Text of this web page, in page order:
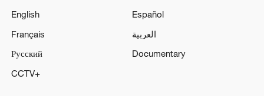
English
Español
Français
العربية
Русский
Documentary
CCTV+